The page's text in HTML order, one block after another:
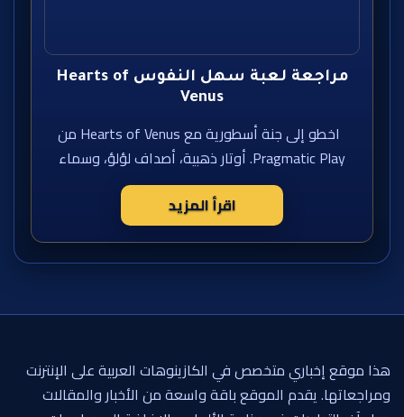
مراجعة لعبة سهل النفوس Hearts of
Venus
اخطو إلى جنة أسطورية مع Hearts of Venus من
Pragmatic Play. أوتار ذهبية، أصداف لؤلؤ، وسماء
اقرأ المزيد
هذا موقع إخباري متخصص في الكازينوهات العربية على الإنترنت
ومراجعاتها. يقدم الموقع باقة واسعة من الأخبار والمقالات